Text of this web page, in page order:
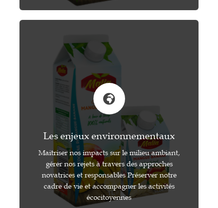
Les enjeux environnementaux
Maitriser nos impacts sur le milieu ambiant,
gérer nos rejets à travers des approches
novatrices et responsables Préserver notre
cadre de vie et accompagner les activités
écocitoyennes